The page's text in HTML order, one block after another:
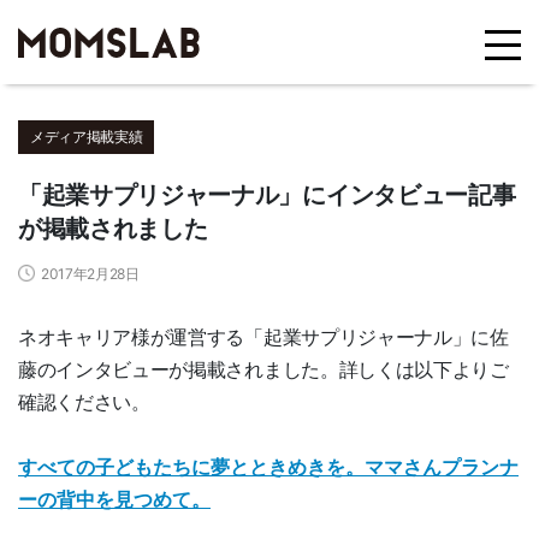
メディア掲載実績
「起業サプリジャーナル」にインタビュー記事
が掲載されました
2017年2月28日
ネオキャリア様が運営する「起業サプリジャーナル」に佐
藤のインタビューが掲載されました。詳しくは以下よりご
確認ください。
すべての子どもたちに夢とときめきを。ママさんプランナ
ーの背中を見つめて。